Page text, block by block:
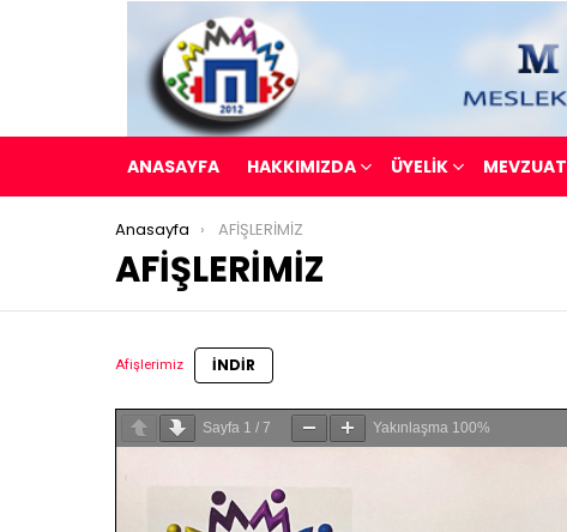
ANASAYFA HAKKIMIZDA ÜYELİK MEVZUAT
You are here:
Anasayfa AFİŞLERİMİZ
AFİŞLERİMİZ
Afişlerimiz İNDIR
Sayfa 1 / 7 Yakınlaşma 100%